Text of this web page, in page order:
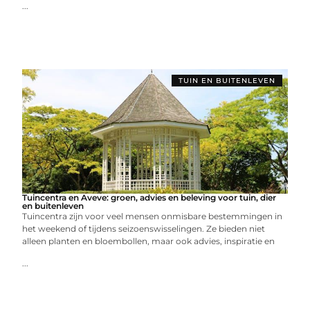
...
TUIN EN BUITENLEVEN
Tuincentra en Aveve: groen, advies en beleving voor tuin, dier
en buitenleven
Tuincentra zijn voor veel mensen onmisbare bestemmingen in
het weekend of tijdens seizoenswisselingen. Ze bieden niet
alleen planten en bloembollen, maar ook advies, inspiratie en
...